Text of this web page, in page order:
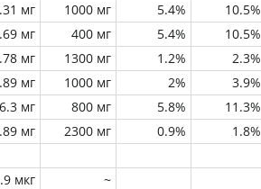
мг 1000 мг 5.4% 10.5%
мг 400 мг 5.4% 10.5%
мг 1300 мг 1.2% 2.3%
мг 1000 мг 2% 3.9%
мг 800 мг 5.8% 11.3%
мг 2300 мг 0.9% 1.8%
мкг
~